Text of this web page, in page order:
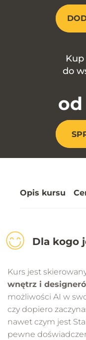
do
od
Opis kursu
Dla kogo
Kurs jest
wnętrz i
możliwości AI w
czy dopiero
nawet czym jest
pewne